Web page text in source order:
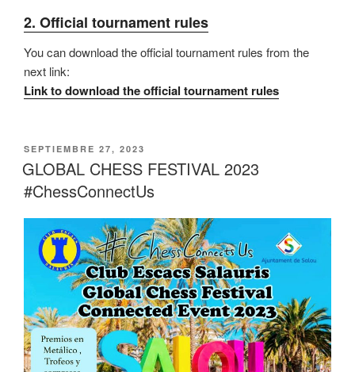
2. Official tournament rules
You can download the official tournament rules from the
next link:
Link to download the official tournament rules
PUBLICADO
EL
SEPTIEMBRE 27, 2023
GLOBAL CHESS FESTIVAL 2023
#ChessConnectUs